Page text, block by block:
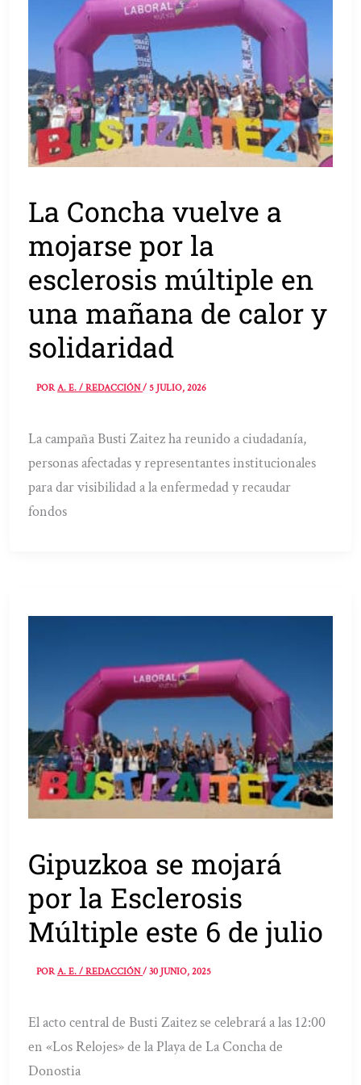
La Concha vuelve a
mojarse por la
esclerosis múltiple en
una mañana de calor y
solidaridad
PORA. E. / REDACCIÓN/5 JULIO, 2026
La campaña Busti Zaitez ha reunido a ciudadanía,
personas afectadas y representantes institucionales
para dar visibilidad a la enfermedad y recaudar
fondos
Gipuzkoa se mojará
por la Esclerosis
Múltiple este 6 de julio
PORA. E. / REDACCIÓN/30 JUNIO, 2025
El acto central de Busti Zaitez se celebrará a las 12:00
en «Los Relojes» de la Playa de La Concha de
Donostia